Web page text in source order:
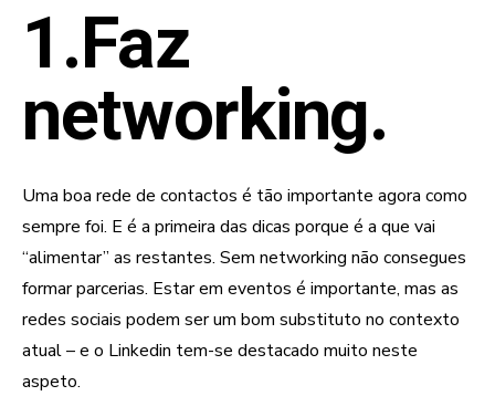
1.Faz
networking.
Uma boa rede de contactos é tão importante agora como
sempre foi. E é a primeira das dicas porque é a que vai
“alimentar” as restantes. Sem networking não consegues
formar parcerias. Estar em eventos é importante, mas as
redes sociais podem ser um bom substituto no contexto
atual – e o Linkedin tem-se destacado muito neste
aspeto.